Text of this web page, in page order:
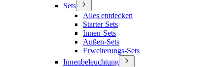
Sets
Alles entdecken
Starter Sets
Innen-Sets
Außen-Sets
Erweiterungs-Sets
Innenbeleuchtung